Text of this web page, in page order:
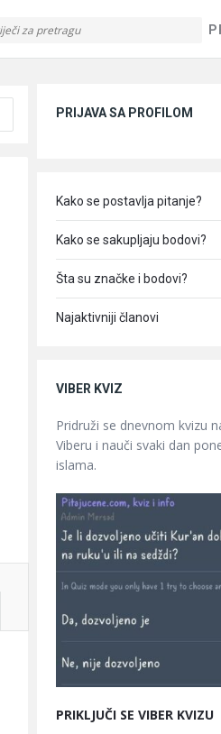
PRIJAVA SA PROFILOM
Kako se postavlja pitanje?
Kako se sakupljaju bodovi?
Šta su značke i bodovi?
Najaktivniji članovi
VIBER KVIZ
Pridruži se dnevnom kvizu
Viberu i nauči svaki dan
islama.
PRIKLJUČI SE VIBER KVIZU